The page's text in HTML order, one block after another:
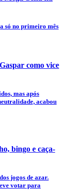
só no primeiro mês
como vice
mas após
acabou
bingo e caça-
jogos de azar.
votar para